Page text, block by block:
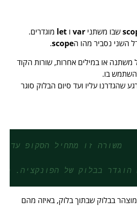
שבו משתני var ו let מוגדרים.
השני נסביר מהו הscope
.
משתנה או במילים אחרות, שורות הקוד
בו.
שהגדרנו עליו ועד סיום הבלוק סוגר
//משורה זו מתחיל הסקופ עד
בבלוק שבתוך בלוק, באיזה מהם